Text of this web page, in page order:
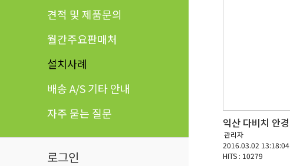
견적 및 제품문의
월간주요판매처
설치사례
배송 A/S 기타 안내
자주 묻는 질문
로그인
익산 다비치 안경
관리자
2016.03.02 13:18:04
HITS : 10279